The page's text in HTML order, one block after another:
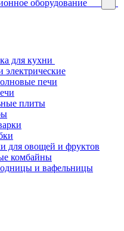
оборудование
для кухни
электрические
печи
плиты
для овощей и фруктов
комбайны
и вафельницы